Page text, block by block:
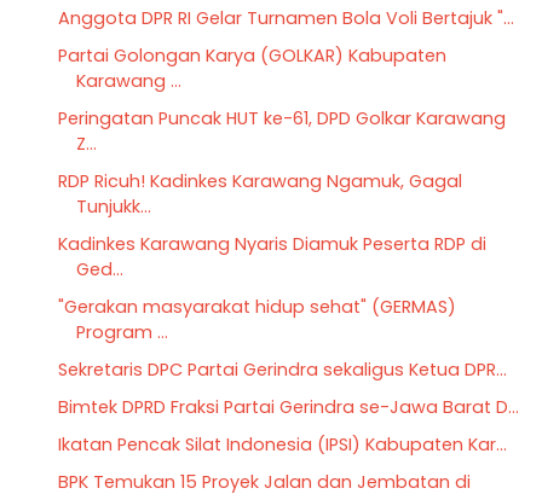
Anggota DPR RI Gelar Turnamen Bola Voli Bertajuk "...
Partai Golongan Karya (GOLKAR) Kabupaten
Karawang ...
Peringatan Puncak HUT ke-61, DPD Golkar Karawang
Z...
RDP Ricuh! Kadinkes Karawang Ngamuk, Gagal
Tunjukk...
Kadinkes Karawang Nyaris Diamuk Peserta RDP di
Ged...
"Gerakan masyarakat hidup sehat" (GERMAS)
Program ...
Sekretaris DPC Partai Gerindra sekaligus Ketua DPR...
Bimtek DPRD Fraksi Partai Gerindra se-Jawa Barat D...
Ikatan Pencak Silat Indonesia (IPSI) Kabupaten Kar...
BPK Temukan 15 Proyek Jalan dan Jembatan di